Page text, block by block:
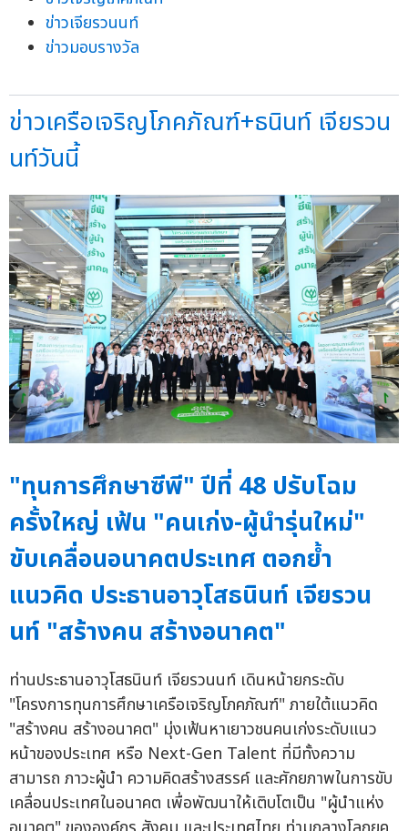
ข่าวเจียรวนนท์
ข่าวมอบรางวัล
ข่าวเครือเจริญโภคภัณฑ์+ธนินท์ เจียรวน
นท์วันนี้
"ทุนการศึกษาซีพี" ปีที่ 48 ปรับโฉม
ครั้งใหญ่ เฟ้น "คนเก่ง-ผู้นำรุ่นใหม่"
ขับเคลื่อนอนาคตประเทศ ตอกย้ำ
แนวคิด ประธานอาวุโสธนินท์ เจียรวน
นท์ "สร้างคน สร้างอนาคต"
ท่านประธานอาวุโสธนินท์ เจียรวนนท์ เดินหน้ายกระดับ
"โครงการทุนการศึกษาเครือเจริญโภคภัณฑ์" ภายใต้แนวคิด
"สร้างคน สร้างอนาคต" มุ่งเฟ้นหาเยาวชนคนเก่งระดับแนว
หน้าของประเทศ หรือ Next-Gen Talent ที่มีทั้งความ
สามารถ ภาวะผู้นำ ความคิดสร้างสรรค์ และศักยภาพในการขับ
เคลื่อนประเทศในอนาคต เพื่อพัฒนาให้เติบโตเป็น "ผู้นำแห่ง